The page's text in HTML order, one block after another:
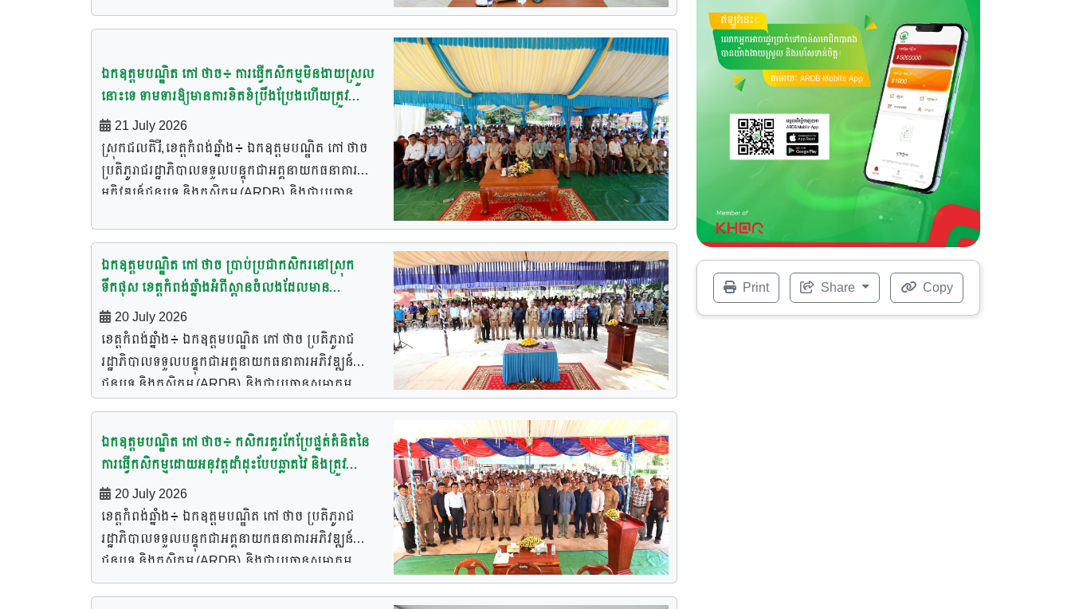
បែបថ្មី ក្នុងនោះគួររួមគ្នាចងក្រងក្រុមផលិតដែលមានទាំង
បច្ចេកទេស និងទីផ្សារ ព្រមទាំងងាកប្រើប្រាស់ឥណទាន
រីកចម្រើន។ នៅក្នុងពិធីចុះជួបសំណេះសំណាល និងសួរ
សុខទុក្ខប្រជាកសិករនៅក្រុងកំពង់ឆ្នាំង ខេត្តកំពង់ឆ្នាំង គឺ
មានការអញ្ជើញចូលរួមផងដែរពី លោកជំទាវ ប៊ន សុភី
លោក ទូច លីហួច អភិបាលរងក្រុងកំពង់ឆ្នាំង ថ្នាក់ដឹកនាំ
និងមន្ត្រីកសិកម្ម អាជ្ញាធរមូលដ្ឋាន មន្ត្រីកសិកម្មព្រមទាំង
ប្រជាកសិករសរុបប្រមាណ ២០០នាក់។ ឯកឧត្តមបណ្ឌិត
កៅ ថាច បានលើកឡើងក្នុងពិធីនោះថា ដំណើរចុះជួប
កសិករនាពេលនេះ គឺដើម្បីផ្សព្វផ្សាយព័ត៌មានអំពី
សមាគមបណ្ដាញកសិករតេជោ និងកម្មវិធីឥណទានរបស់
ARDB ដែលជាធនាគារបម្រើគោលនយោបាយរបស់រាជ
ការចិញ្ចឹមត្រី ការចិញ្ចឹមគោ […]
ឯកឧត្តមបណ្ឌិត កៅ ថាច៖ ការធ្វើកសិកម្មមិនងាយស្រួល
នោះទេ ទាមទារឱ្យមានការខិតខំប្រឹងប្រែងហើយត្រូវចេះ
គ្រប់គ្រងថ្លៃដើមផលិតនិងទីផ្សារជាមុនសិន ទើបធ្វើស្រែ
មិនខាត
21 July 2026
ស្រុកជលគិរី,ខេត្តកំពង់ឆ្នាំង៖ ឯកឧត្តមបណ្ឌិត កៅ ថាច
ប្រតិភូរាជរដ្ឋាភិបាលទទួលបន្ទុកជាអគ្គនាយកធនាគារ
អភិវឌ្ឍន៍ជនបទ និងកសិកម្ម (ARDB) និងជាប្រធាន
កំពង់ឆ្នាំងថា ការធ្វើកសិកម្មមិនងាយស្រួលនោះទេ ដែល
ទាមទារឱ្យកសិករយើងត្រូវមានការខិតខំប្រឹងប្រែង ហើយ
មុនសិន ទើបធ្វើស្រែមិនខាត និងបានផលចំណេញ។ ក្នុង
ឱកាសចុះជួបសំណេះសំណាល និងសួរសុខទុក្ខប្រជា
កសិករប្រមាណ ៣០០នាក់ នៅស្រុកជលគិរី ខេត្តកំពង់
ទាំងមានការអញ្ជើញចូលរួមពី លោក នៃ ចារី អភិបាលរង
ខេត្តកំពង់ឆ្នាំង តំណាងឱ្យអភិបាលខេត្ត ថ្នាក់ដឹកនាំ និង
មន្ត្រីមន្ទីរកសិកម្ម រុក្ខាប្រមាញ់ និងនេសាទខេត្ត រដ្ឋបាល
ឧត្តមបណ្ឌិត កៅ ថាច បានជម្រាបជូនកសិករថា កម្មវិធី
នេះមានគោលបំណងផ្សព្វផ្សាយពីអត្ថប្រយោជន៍នៃការ
ចូលរួមក្នុងសមាគមបណ្តាញកសិករតេជោ ការអភិវឌ្ឍ
បច្ចេកទេស ហិរញ្ញប្បទាន និងទីផ្សារ និងណែនាំឱ្យស្គាល់
ឯកឧត្តមបណ្ឌិត កៅ ថាច ប្រាប់ប្រជាកសិករនៅស្រុក
ទឹកផុស ខេត្តកំពង់ឆ្នាំងអំពីស្ពានចំលងដែលមាន
ប្រសិទ្ធភាពដើម្បីតភ្ជាប់ទៅរកប្រភពហិរញ្ញវត្ថុ បច្ចេកទេស
និងទីផ្សារ របស់សមាគមបណ្តាញកសិករតេជោ
20 July 2026
ខេត្តកំពង់ឆ្នាំង៖ ឯកឧត្តមបណ្ឌិត កៅ ថាច ប្រតិភូរាជ
រដ្ឋាភិបាលទទួលបន្ទុកជាអគ្គនាយកធនាគារអភិវឌ្ឍន៍
ជនបទ និងកសិកម្ម (ARDB) និងជាប្រធានសមាគម
ជាមួយបងប្អូនប្រជាកសិករនៅក្នុងស្រុកទឹកផុស ខេត្ត
កំពង់ឆ្នាំងនិងបានជម្រាបជូនព័ត៍មានអំពីអត្ថប្រយោជន៍
នៃការចូលជាសមាជិកសមាគមបណ្តាញកសិករតេជោជា
ពិសេសការតភ្ជាប់ទៅរកប្រភពហិរញ្ញវត្ថុ បច្ចេកទេស និងទី
ផ្សារ។ ពិធីជួបជុំនិងសំណេះសំណាលនេះ ក៏មានការញ្ជើញ
ចូលរួមផងដែរពី លោក ជា សុខរិទ្ធ អភិបាលរងខេត្តកំពង់
ឆ្នាំង និងលោកអភិបាលស្រុកទឹកផុស, អ្នកជំនាញ វារីវប្ប
ឯកឧត្តមបណ្ឌិត កៅ ថាច៖ កសិករគួរកែប្រែផ្នត់គំនិតនៃ
ការធ្វើកសិកម្មដោយអនុវត្តដាំដុះបែបឆ្លាតវៃ និងត្រូវ
ចេះរកថ្លៃដើមផលិតឱ្យឃើញក្នុង១ឯកតា ទើបធ្វើស្រែ
មិនខាតរួចបានចំណេញច្រើន
20 July 2026
ខេត្តកំពង់ឆ្នាំង៖ ឯកឧត្តមបណ្ឌិត កៅ ថាច ប្រតិភូរាជ
រដ្ឋាភិបាលទទួលបន្ទុកជាអគ្គនាយកធនាគារអភិវឌ្ឍន៍
ជនបទ និងកសិកម្ម (ARDB) និងជាប្រធានសមាគម
បណ្តាញកសិករតេជោព្រមទាំងសហការី នៅព្រឹកថ្ងៃទី ២០
Print Share Copy